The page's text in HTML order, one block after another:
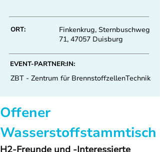
ORT:
Finkenkrug, Sternbuschweg
71, 47057 Duisburg
EVENT-PARTNER:IN:
ZBT - Zentrum für BrennstoffzellenTechnik
Offener
Wasserstoffstammtisch
H2-Freunde und -Interessierte